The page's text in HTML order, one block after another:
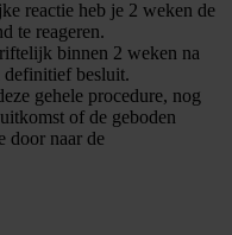
reactie heb je 2 weken de
te reageren.
binnen 2 weken na
definitief besluit.
gehele procedure, nog
of de geboden
door naar de